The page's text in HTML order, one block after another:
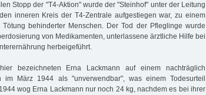
Stopp der "T4-Aktion" wurde der "Steinhof" unter der Leitung
inneren Kreis der T4-Zentrale aufgestiegen war, zu einem
behinderter Menschen. Der Tod der Pfleglinge wurde
von Medikamenten, unterlassene ärztliche Hilfe bei
herbeigeführt.
bezeichneten Erna Lackmann auf einem nachträglich
im März 1944 als "unverwendbar", was einem Todesurteil
wog Erna Lackmann nur noch 24 kg, nachdem es bei ihrer